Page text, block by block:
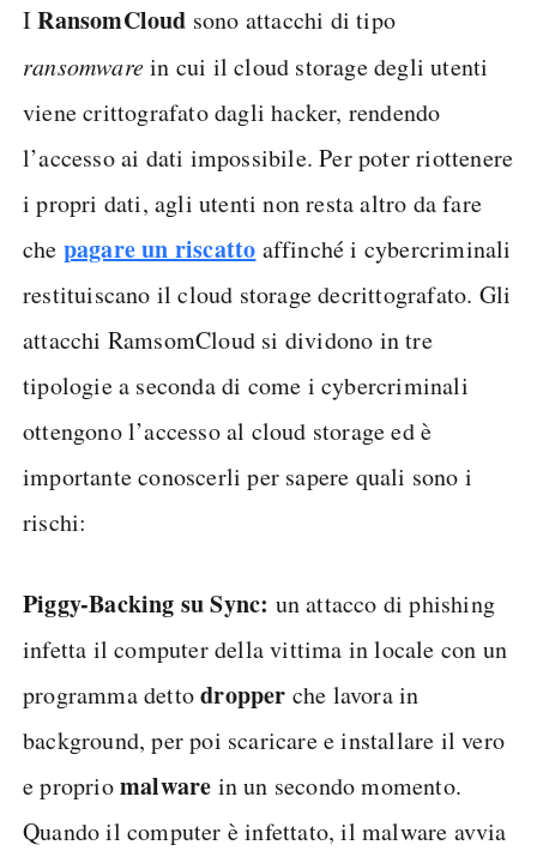
IRansomCloud sono attacchi di tipo
ransomwarein cui il cloud storage degli utenti
viene crittografato dagli hacker, rendendo
l’accesso ai dati impossibile. Per poter riottenere
i propri dati, agli utenti non resta altro da fare
che pagare un riscatto affinché i cybercriminali
restituiscano il cloud storage decrittografato. Gli
attacchi RamsomCloud si dividono in tre
tipologie a seconda di come i cybercriminali
ottengono l’accesso al cloud storage ed è
importante conoscerli per sapere quali sono i
rischi:
Piggy-Backing su Sync: un attacco di phishing
infetta il computer della vittima in locale con un
programma dettodropper che lavora in
background, per poi scaricare e installare il vero
e propriomalware in un secondo momento.
Quando il computer è infettato, il malware avvia